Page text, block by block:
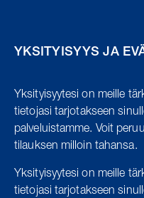
YKSITYISYYS JA
Yksityisyytesi on meille
tietojasi tarjotakseen
palveluistamme. Voit
tilauksen milloin tahansa.
Yksityisyytesi on meille
tietojasi tarjotakseen